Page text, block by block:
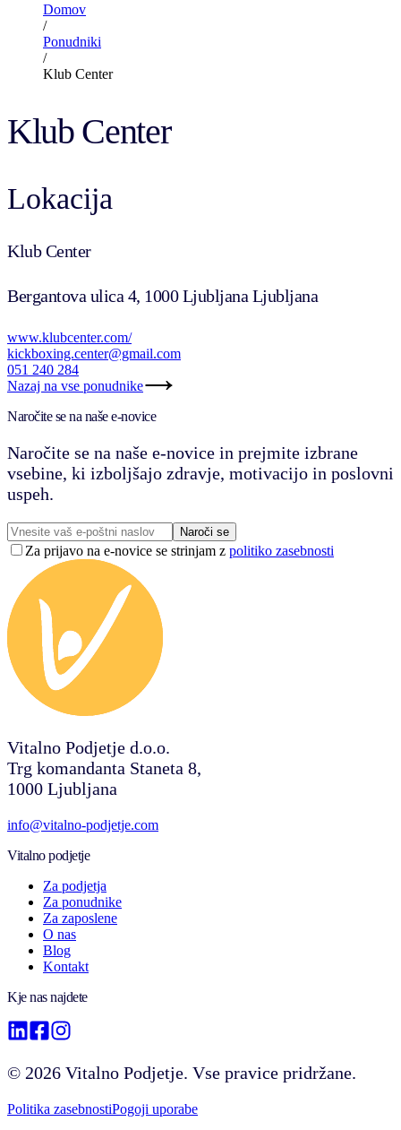
Domov
/
Ponudniki
/
Klub Center
Klub Center
Lokacija
Klub Center
Bergantova ulica 4, 1000 Ljubljana Ljubljana
www.klubcenter.com/
kickboxing.center@gmail.com
051 240 284
Nazaj na vse ponudnike
Naročite se na naše e-novice
Naročite se na naše e-novice in prejmite izbrane
vsebine, ki izboljšajo zdravje, motivacijo in poslovni
uspeh.
Naroči se
Za prijavo na e-novice se strinjam z politiko zasebnosti
Vitalno Podjetje d.o.o.
Trg komandanta Staneta 8,
1000 Ljubljana
info@vitalno-podjetje.com
Vitalno podjetje
Za podjetja
Za ponudnike
Za zaposlene
O nas
Blog
Kontakt
Kje nas najdete
© 2026 Vitalno Podjetje. Vse pravice pridržane.
Politika zasebnostiPogoji uporabe